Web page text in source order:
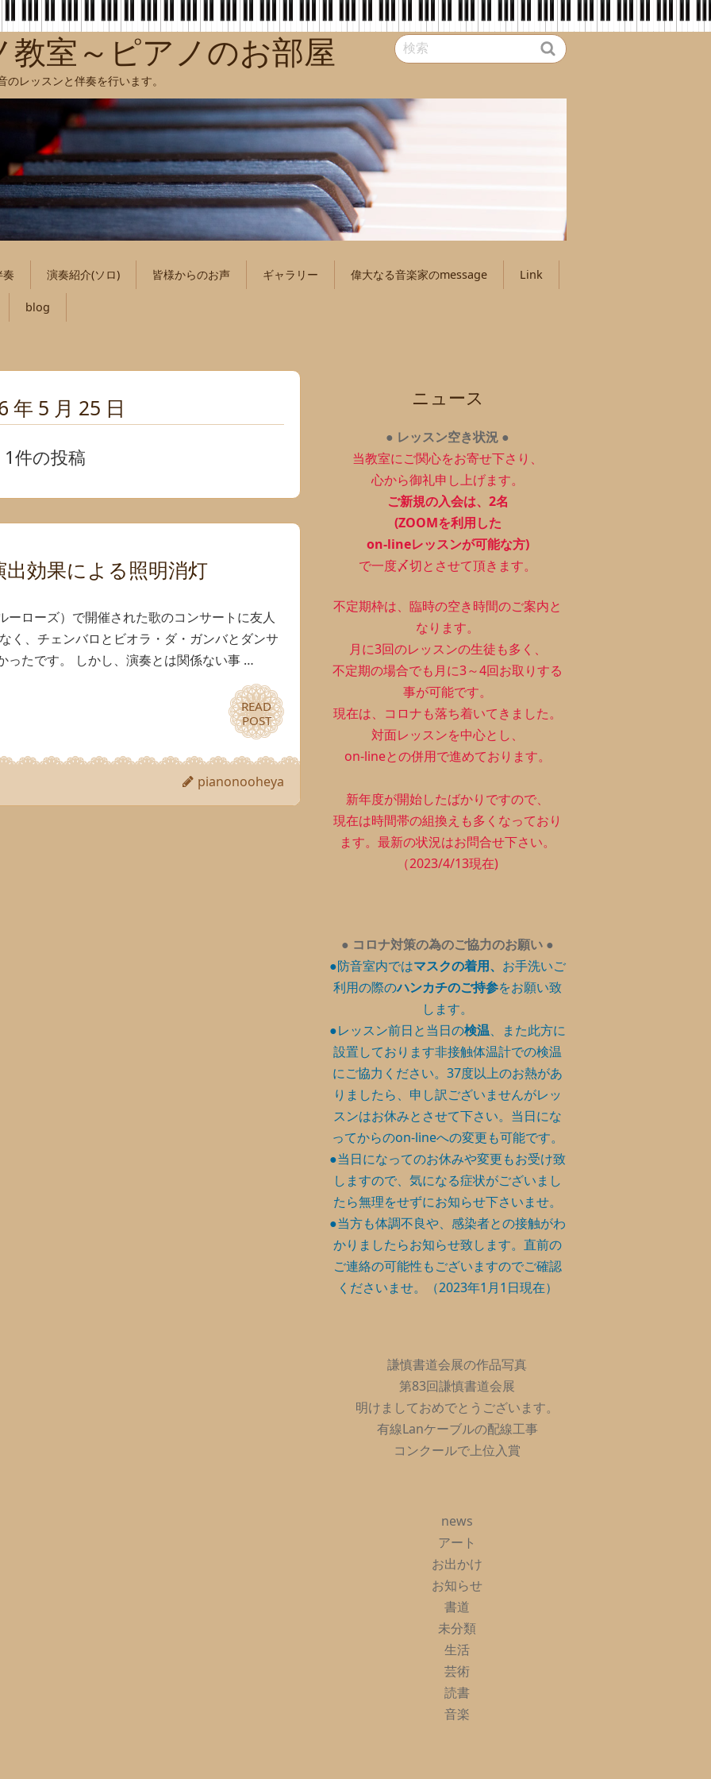
教室～ピアノのお部屋
レッスンと伴奏を行います。
奏 演奏紹介(ソロ) 皆様からのお声 ギャラリー 偉大なる音楽家のmessage Link
blog
年 5 月 25 日
1件の投稿
効果による照明消灯
ーローズ）で開催された歌のコンサートに友人
く、チェンバロとビオラ・ダ・ガンバとダンサ
ったです。 しかし、演奏とは関係ない事 …
READ
POST
READ
POST
pianonooheya
ニュース
● レッスン空き状況 ●
当教室にご関心をお寄せ下さり、
心から御礼申し上げます。
ご新規の入会は、2名
(ZOOMを利用した
on-lineレッスンが可能な方)
で一度〆切とさせて頂きます。
不定期枠は、 臨時の空き時間のご案内と
なります。
月に3回のレッスンの生徒も多く、
不定期の場合でも月に3～4回お取りする
事が可能です。
現在は、コロナも落ち着いてきました。
対面レッスンを中心とし、
on-lineとの併用で進めております。
新年度が開始したばかりですので、
現在は時間帯の組換えも多くなっており
ます。最新の状況はお問合せ下さい。
（2023/4/13現在)
● コロナ対策の為のご協力のお願い ●
●防音室内ではマスクの着用、 お手洗いご
利用の際のハンカチのご持参をお願い致
します。
●レッスン前日と当日の検温、また此方に
設置しております非接触体温計での検温
にご協力ください。37度以上のお熱があ
りましたら、申し訳ございませんがレッ
スンはお休みとさせて下さい。当日にな
ってからのon-lineへの変更も可能です。
●当日になってのお休みや変更もお受け致
しますので、気になる症状がございまし
たら無理をせずにお知らせ下さいませ。
●当方も体調不良や、感染者との接触がわ
かりましたらお知らせ致します。直前の
ご連絡の可能性もございますのでご確認
くださいませ。（2023年1月1日現在）
謙慎書道会展の作品写真
第83回謙慎書道会展
明けましておめでとうございます。
有線Lanケーブルの配線工事
コンクールで上位入賞
news
アート
お出かけ
お知らせ
書道
未分類
生活
芸術
読書
音楽